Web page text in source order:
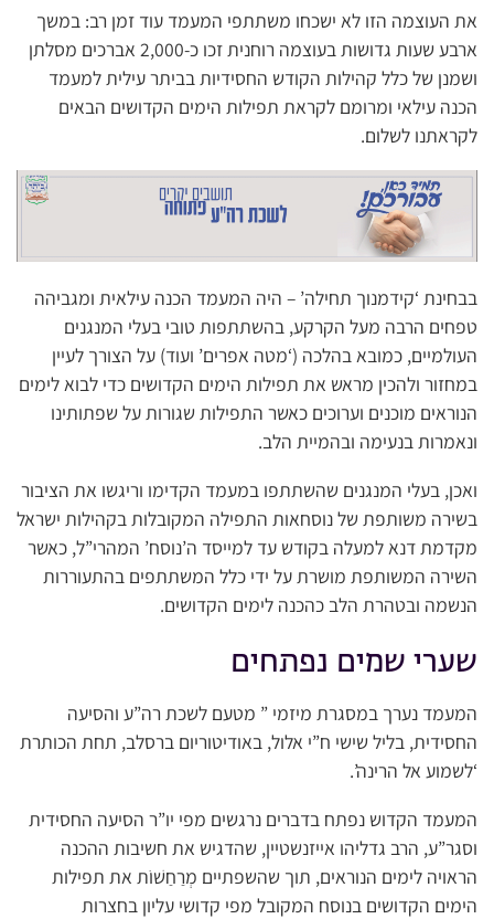
את העוצמה הזו לא ישכחו משתתפי המעמד עוד זמן רב: במשך
ארבע שעות גדושות בעוצמה רוחנית זכו כ-2,000 אברכים מסלתן
ושמנן של כלל קהילות הקודש החסידיות בביתר עילית למעמד
הכנה עילאי ומרומם לקראת תפילות הימים הקדושים הבאים
לקראתנו לשלום.
בבחינת ‘קידמנוך תחילה’ – היה המעמד הכנה עילאית ומגביהה
טפחים הרבה מעל הקרקע, בהשתתפות טובי בעלי המנגנים
העולמיים, כמובא בהלכה (‘מטה אפרים’ ועוד) על הצורך לעיין
במחזור ולהכין מראש את תפילות הימים הקדושים כדי לבוא לימים
הנוראים מוכנים וערוכים כאשר התפילות שגורות על שפתותינו
ונאמרות בנעימה ובהמיית הלב.
ואכן, בעלי המנגנים שהשתתפו במעמד הקדימו וריגשו את הציבור
בשירה משותפת של נוסחאות התפילה המקובלות בקהילות ישראל
מקדמת דנא למעלה בקודש עד למייסד ה’נוסח’ המהרי”ל, כאשר
השירה המשותפת מושרת על ידי כלל המשתתפים בהתעוררות
הנשמה ובטהרת הלב כהכנה לימים הקדושים.
שערי שמים נפתחים
המעמד נערך במסגרת מיזמי ” מטעם לשכת רה”ע והסיעה
החסידית, בליל שישי ח”י אלול, באודיטוריום ברסלב, תחת הכותרת
‘לשמוע אל הרינה’.
המעמד הקדוש נפתח בדברים נרגשים מפי יו”ר הסיעה החסידית
וסגר”ע, הרב גדליהו אייזנשטיין, שהדגיש את חשיבות ההכנה
הראויה לימים הנוראים, תוך שהשפתיים מְרַחַשׁוֹת את תפילות
הימים הקדושים בנוסח המקובל מפי קדושי עליון בחצרות